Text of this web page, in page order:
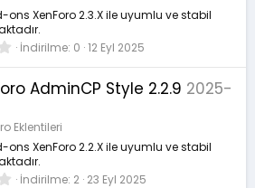
ı
z
ons XenForo 2.3.X ile uyumlu ve stabil
0
0
0
y
d
ı
z
İndirilme 0 12 Eyl 2025
AdminCP Style 2.2.9 2025-
Eklentileri
ons XenForo 2.2.X ile uyumlu ve stabil
0 İndirilme 2 23 Eyl 2025